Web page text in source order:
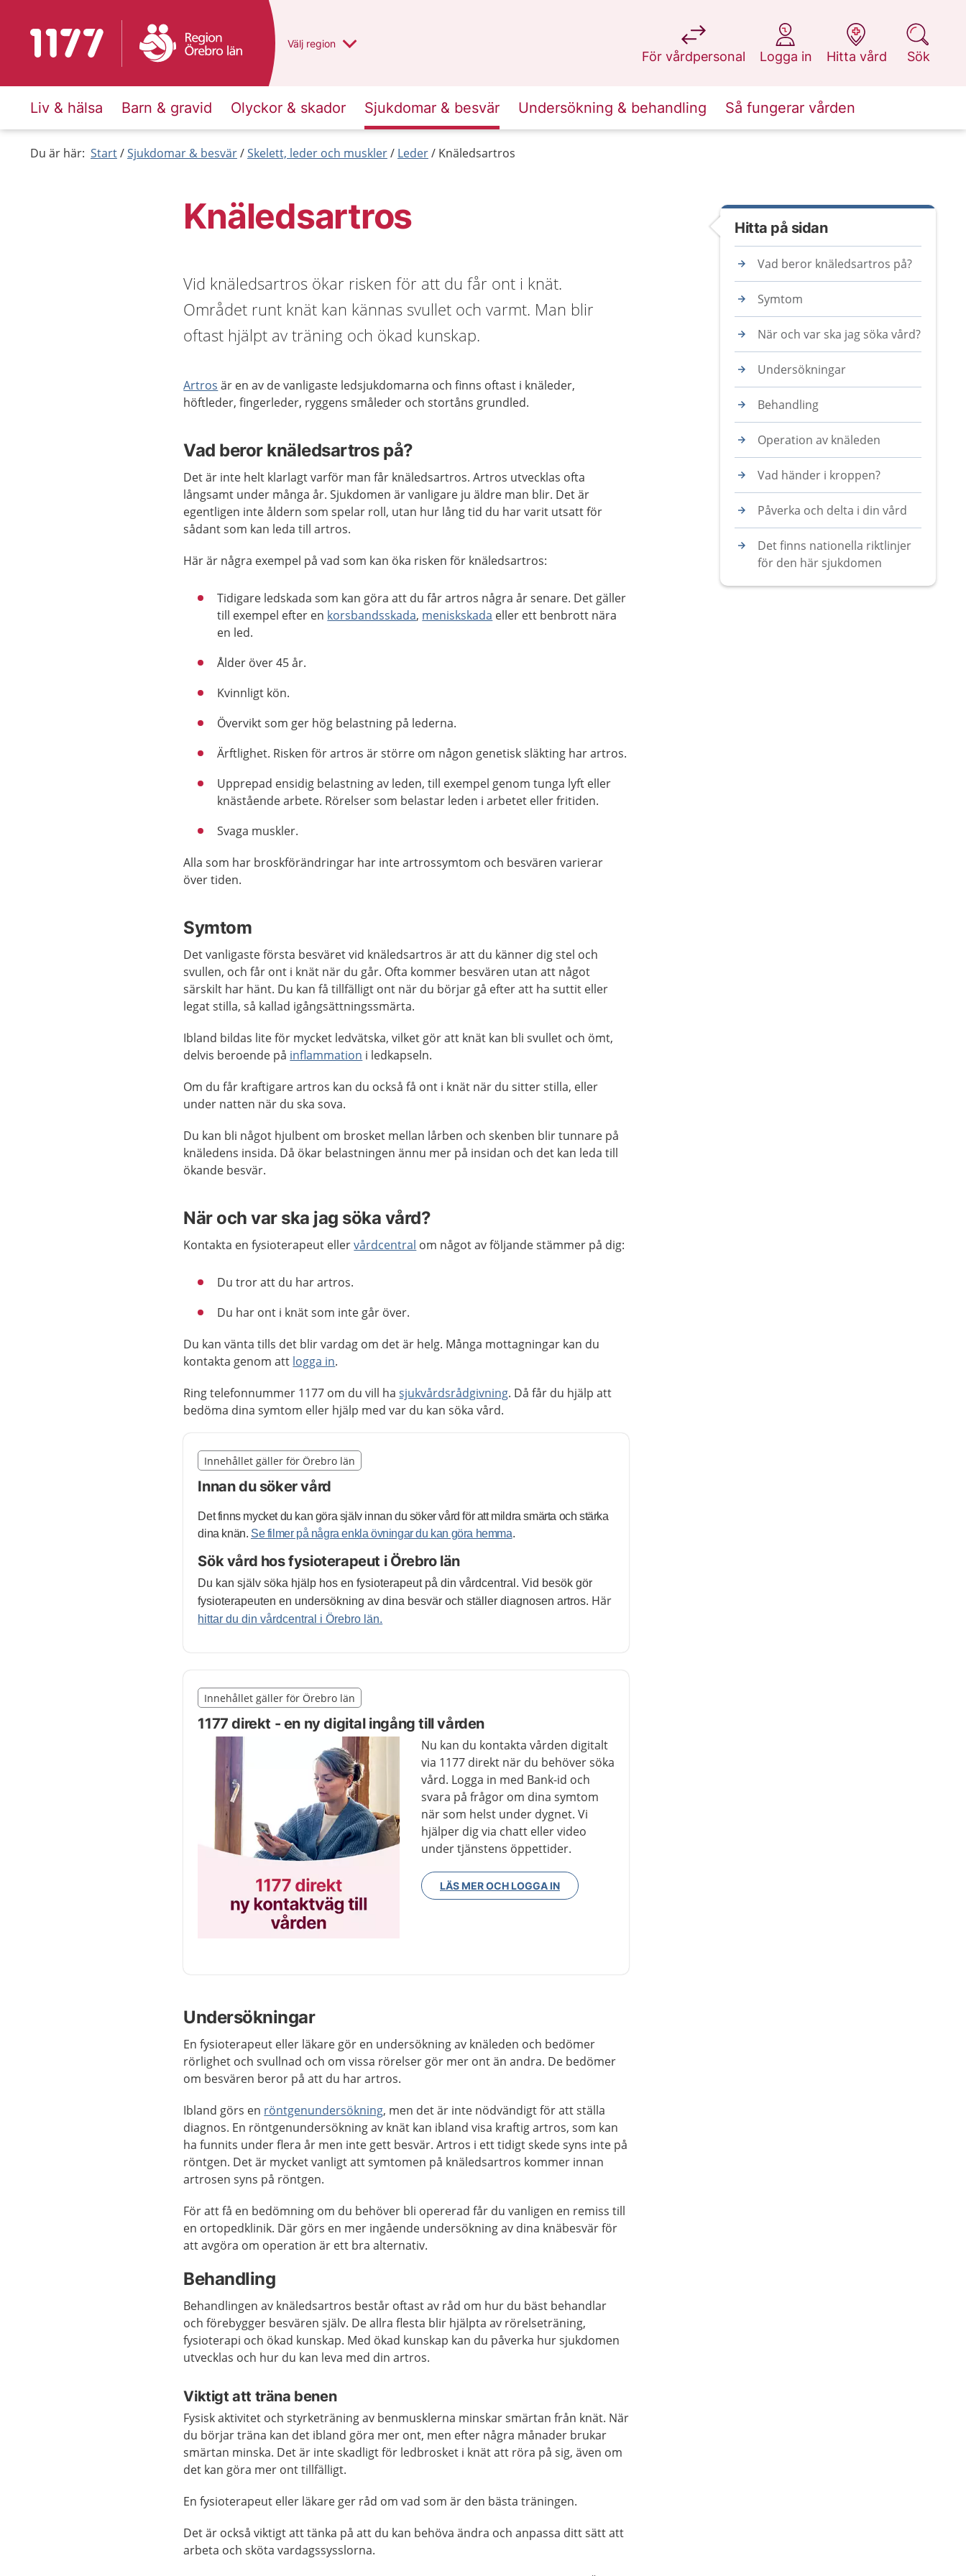
Till startsidan för 1177 Du har valt region
Välj en annan
region
För vårdpersonal
på 1177.se
Logga in
på 1177.se
Hitta vård
på 1177.se
Sök
på 1177.se
Liv & hälsa Barn & gravid Olyckor & skador Sjukdomar & besvär Undersökning & behandling Så fungerar vården
Du är här: Start Sjukdomar & besvär Skelett, leder och muskler Leder Knäledsartros
Knäledsartros
Vid knäledsartros ökar risken för att du får ont i knät.
Området runt knät kan kännas svullet och varmt. Man blir
oftast hjälpt av träning och ökad kunskap.
Artros är en av de vanligaste ledsjukdomarna och finns oftast i knäleder,
höftleder, fingerleder, ryggens småleder och stortåns grundled.
Vad beror knäledsartros på?
Det är inte helt klarlagt varför man får knäledsartros. Artros utvecklas ofta
långsamt under många år. Sjukdomen är vanligare ju äldre man blir. Det är
egentligen inte åldern som spelar roll, utan hur lång tid du har varit utsatt för
sådant som kan leda till artros.
Här är några exempel på vad som kan öka risken för knäledsartros:
Tidigare ledskada som kan göra att du får artros några år senare. Det gäller
till exempel efter en korsbandsskada, meniskskada eller ett benbrott nära
en led.
Ålder över 45 år.
Kvinnligt kön.
Övervikt som ger hög belastning på lederna.
Ärftlighet. Risken för artros är större om någon genetisk släkting har artros.
Upprepad ensidig belastning av leden, till exempel genom tunga lyft eller
knästående arbete. Rörelser som belastar leden i arbetet eller fritiden.
Svaga muskler.
Alla som har broskförändringar har inte artrossymtom och besvären varierar
över tiden.
Symtom
Det vanligaste första besväret vid knäledsartros är att du känner dig stel och
svullen, och får ont i knät när du går. Ofta kommer besvären utan att något
särskilt har hänt. Du kan få tillfälligt ont när du börjar gå efter att ha suttit eller
legat stilla, så kallad igångsättningssmärta.
Ibland bildas lite för mycket ledvätska, vilket gör att knät kan bli svullet och ömt,
delvis beroende på inflammation i ledkapseln.
Om du får kraftigare artros kan du också få ont i knät när du sitter stilla, eller
under natten när du ska sova.
Du kan bli något hjulbent om brosket mellan lårben och skenben blir tunnare på
knäledens insida. Då ökar belastningen ännu mer på insidan och det kan leda till
ökande besvär.
När och var ska jag söka vård?
Kontakta en fysioterapeut ellervårdcentral om något av följande stämmer på dig:
Du tror att du har artros.
Du har ont i knät som inte går över.
Du kan vänta tills det blir vardag om det är helg. Många mottagningar kan du
kontakta genom att logga in.
Ring telefonnummer 1177 om du vill hasjukvårdsrådgivning. Då får du hjälp att
bedöma dina symtom eller hjälp med var du kan söka vård.
Nedan innehåll gäller region Örebro län
Innehållet gäller för Örebro län
Innan du söker vård
Det finns mycket du kan göra själv innan du söker vård för att mildra smärta och stärka
dina knän. Se filmer på några enkla övningar du kan göra hemma.
Sök vård hos fysioterapeut i Örebro län
Du kan själv söka hjälp hos en fysioterapeut på din vårdcentral. Vid besök gör
fysioterapeuten en undersökning av dina besvär och ställer diagnosen artros. Här
hittar du din vårdcentral i Örebro län.
Slut på det regionala tillägget från region Örebro län
Nedan innehåll gäller region Örebro län
Innehållet gäller för Örebro län
1177 direkt - en ny digital ingång till vården
Nu kan du kontakta vården digitalt
via 1177 direkt när du behöver söka
vård. Logga in med Bank-id och
svara på frågor om dina symtom
när som helst under dygnet. Vi
hjälper dig via chatt eller video
under tjänstens öppettider.
LÄS MER OCH LOGGA IN
Slut på det regionala tillägget från region Örebro län
Undersökningar
En fysioterapeut eller läkare gör en undersökning av knäleden och bedömer
rörlighet och svullnad och om vissa rörelser gör mer ont än andra. De bedömer
om besvären beror på att du har artros.
Ibland görs en röntgenundersökning, men det är inte nödvändigt för att ställa
diagnos. En röntgenundersökning av knät kan ibland visa kraftig artros, som kan
ha funnits under flera år men inte gett besvär. Artros i ett tidigt skede syns inte på
röntgen. Det är mycket vanligt att symtomen på knäledsartros kommer innan
artrosen syns på röntgen.
För att få en bedömning om du behöver bli opererad får du vanligen en remiss till
en ortopedklinik. Där görs en mer ingående undersökning av dina knäbesvär för
att avgöra om operation är ett bra alternativ.
Behandling
Behandlingen av knäledsartros består oftast av råd om hur du bäst behandlar
och förebygger besvären själv. De allra flesta blir hjälpta av rörelseträning,
fysioterapi och ökad kunskap. Med ökad kunskap kan du påverka hur sjukdomen
utvecklas och hur du kan leva med din artros.
Viktigt att träna benen
Fysisk aktivitet och styrketräning av benmusklerna minskar smärtan från knät. När
du börjar träna kan det ibland göra mer ont, men efter några månader brukar
smärtan minska. Det är inte skadligt för ledbrosket i knät att röra på sig, även om
det kan göra mer ont tillfälligt.
En fysioterapeut eller läkare ger råd om vad som är den bästa träningen.
Det är också viktigt att tänka på att du kan behöva ändra och anpassa ditt sätt att
arbeta och sköta vardagssysslorna.
Hitta på sidan
Vad beror knäledsartros på?
Symtom
När och var ska jag söka vård?
Undersökningar
Behandling
Operation av knäleden
Vad händer i kroppen?
Påverka och delta i din vård
Det finns nationella riktlinjer
för den här sjukdomen